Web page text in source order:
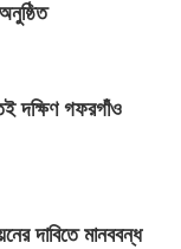
দক্ষিণ গফরগাঁও
দাবিতে মানববন্ধ